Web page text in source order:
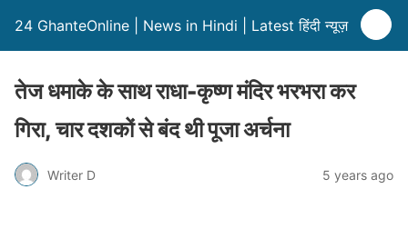
24 GhanteOnline | News in Hindi | Latest हिंदी न्यूज़
तेज धमाके के साथ राधा-कृष्ण मंदिर भरभरा कर
गिरा, चार दशकों से बंद थी पूजा अर्चना
Writer D 5 years ago